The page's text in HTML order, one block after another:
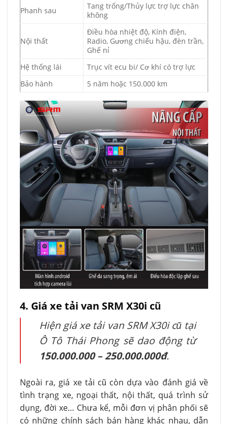
Phanh sau
Tang trống/Thủy lực trợ lực chân
không
Nội thất
Điều hòa nhiệt độ, Kính điện,
Radio, Gương chiếu hậu, đèn trần,
Ghế nỉ
Hệ thống lái
Trục vít ecu bi/ Cơ khí có trợ lực
Bảo hành
5 năm hoặc 150.000 km
4. Giá xe tải van SRM X30i cũ
Hiện giá xe tải van SRM X30i cũ tại
Ô Tô Thái Phong sẽ dao động từ
150.000.000 – 250.000.000đ.
Ngoài ra, giá xe tải cũ còn dựa vào đánh giá về
tình trạng xe, ngoại thất, nội thất, quá trình sử
dụng, đời xe… Chưa kể, mỗi đơn vị phân phối sẽ
có những chính sách bán hàng khác nhau, dẫn